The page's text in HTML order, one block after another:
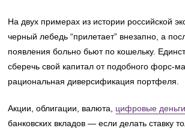
На двух примерах из истории российской
черный лебедь “прилетает” внезапно, а
появления больно бьют по кошельку.
сберечь свой капитал от подобного форс-
рациональная диверсификация портфеля.
Акции, облигации, валюта, цифровые деньги
банковских вкладов — если делать ставку